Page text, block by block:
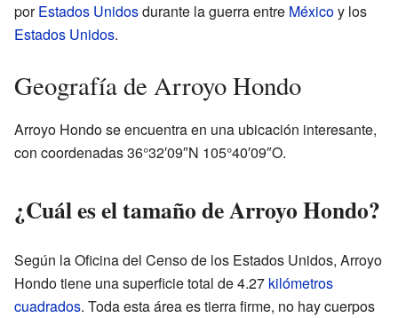
porEstados Unidosdurante la guerra entre Méxicoy los
Estados Unidos.
Geografía de Arroyo Hondo
Arroyo Hondo se encuentra en una ubicación interesante,
con coordenadas 36°32′09″N 105°40′09″O.
¿Cuál es el tamaño de Arroyo Hondo?
Según la Oficina del Censo de los Estados Unidos, Arroyo
Hondo tiene una superficie total de 4.27 kilómetros
cuadrados. Toda esta área es tierra firme, no hay cuerpos